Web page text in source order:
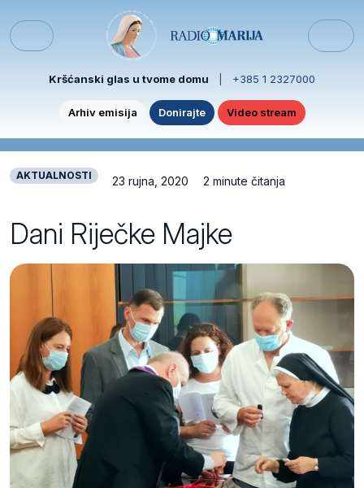
Menu
Kršćanski glas u tvome domu +385 1 2327000
Arhiv emisija Donirajte Video stream
AKTUALNOSTI 23 rujna, 2020 2 minute čitanja
Dani Riječke Majke